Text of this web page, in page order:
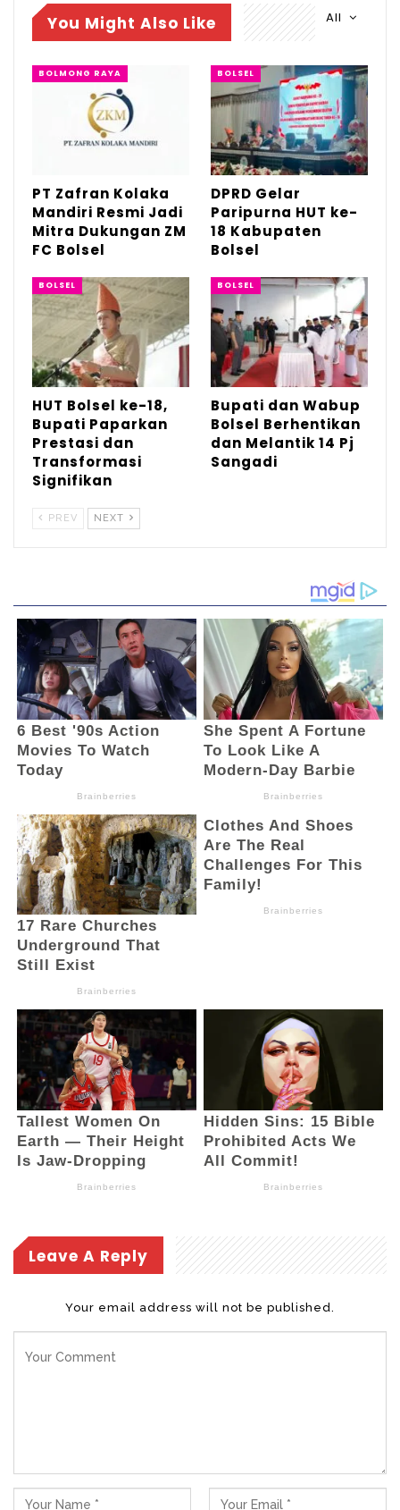
Agu 4, 2026
DPRD Gelar Paripurna HUT ke-18
Kabupaten Bolsel
Jul 21, 2026
HUT Bolsel ke-18, Bupati Paparkan Prestasi
“Setelah Bimtek ini, nantinya bisa
menerapkan ke desa masing-masing ilmu
yang didapatkan,” kata Bupati.
Dikatakannya lagi, saat ini panitia sudah
Pemerintahan Desa Kemendagri, sebagai
narasumber.
“Saya minta ikuti kegiatan ini dengan
semangat dan simak semua materi yang
akan dipaparkan nanti, terutama materi
dari Dirjen Bina Pemdes terkait peran desa
dalam menuju Indonesia Emas tahun 2045,”
pinta Bupati.
All
You Might Also Like
BOLMONG RAYA
PT Zafran Kolaka
Mandiri Resmi Jadi
Mitra Dukungan ZM
FC Bolsel
BOLSEL
DPRD Gelar
Paripurna HUT ke-
18 Kabupaten
Bolsel
BOLSEL
HUT Bolsel ke-18,
Bupati Paparkan
Prestasi dan
Transformasi
Signifikan
BOLSEL
Bupati dan Wabup
Bolsel Berhentikan
dan Melantik 14 Pj
Sangadi
PREV NEXT
Leave A Reply
Your email address will not be published.